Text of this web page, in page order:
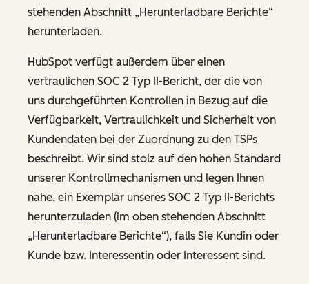
stehenden Abschnitt „Herunterladbare Berichte“
herunterladen.
HubSpot verfügt außerdem über einen
vertraulichen SOC 2 Typ II-Bericht, der die von
uns durchgeführten Kontrollen in Bezug auf die
Verfügbarkeit, Vertraulichkeit und Sicherheit von
Kundendaten bei der Zuordnung zu den TSPs
beschreibt. Wir sind stolz auf den hohen Standard
unserer Kontrollmechanismen und legen Ihnen
nahe, ein Exemplar unseres SOC 2 Typ II-Berichts
herunterzuladen (im oben stehenden Abschnitt
„Herunterladbare Berichte“), falls Sie Kundin oder
Kunde bzw. Interessentin oder Interessent sind.